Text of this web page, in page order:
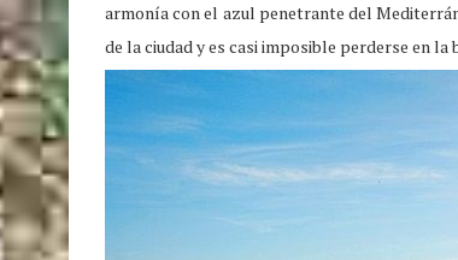
armonía con el azul penetrante del
de la ciudad y es casi imposible perderse en la